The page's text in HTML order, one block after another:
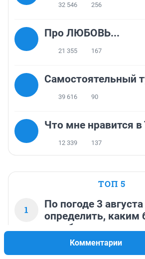
Комментарии
32 546 256
Про ЛЮБОВЬ...
21 355 167
Самостоятельный
39 616 90
Что мне нравится в
12 339 137
ТОП 5
1
По погоде 3
определить, каким
декабрь, — приметы
87 222 11